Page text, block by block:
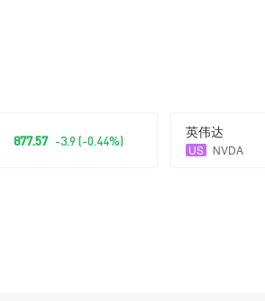
877.57 -3.9 (-0.44%) 英伟达
US NVDA